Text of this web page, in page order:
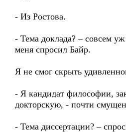
- Из Ростова.
- Тема доклада? – совсем
меня спросил Байр.
Я не смог скрыть
- Я кандидат философии,
докторскую, - почти
- Тема диссертации? –